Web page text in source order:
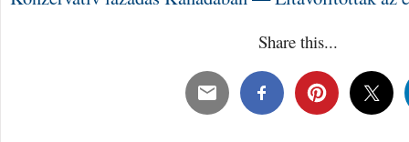
Share this...